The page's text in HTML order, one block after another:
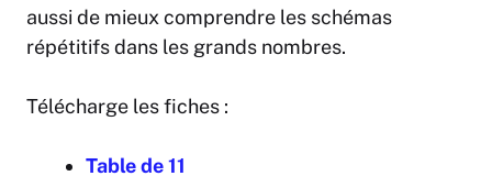
aussi de mieux comprendre les schémas
répétitifs dans les grands nombres.
Télécharge les fiches :
Table de 11